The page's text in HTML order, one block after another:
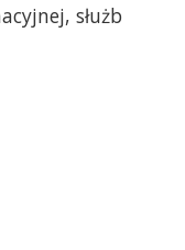
służb